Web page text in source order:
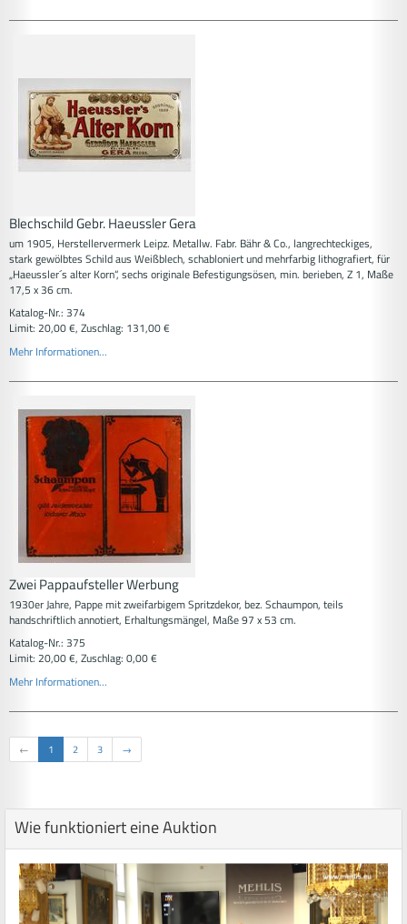
Blechschild Gebr. Haeussler Gera
um 1905, Herstellervermerk Leipz. Metallw. Fabr. Bähr & Co., langrechteckiges,
stark gewölbtes Schild aus Weißblech, schabloniert und mehrfarbig lithografiert, für
„Haeussler´s alter Korn“, sechs originale Befestigungsösen, min. berieben, Z 1, Maße
17,5 x 36 cm.
Katalog-Nr.: 374
Limit: 20,00 €, Zuschlag: 131,00 €
Mehr Informationen...
Zwei Pappaufsteller Werbung
1930er Jahre, Pappe mit zweifarbigem Spritzdekor, bez. Schaumpon, teils
handschriftlich annotiert, Erhaltungsmängel, Maße 97 x 53 cm.
Katalog-Nr.: 375
Limit: 20,00 €, Zuschlag: 0,00 €
Mehr Informationen...
← 1 2 3 →
Wie funktioniert eine Auktion